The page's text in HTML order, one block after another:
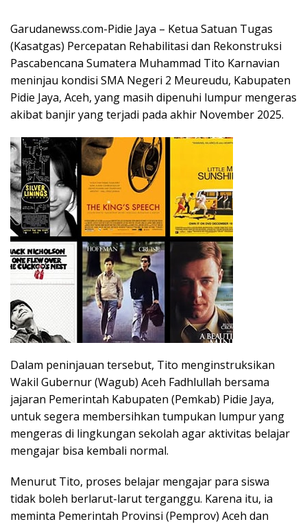
Garudanewss.com-Pidie Jaya – Ketua Satuan Tugas
(Kasatgas) Percepatan Rehabilitasi dan Rekonstruksi
Pascabencana Sumatera Muhammad Tito Karnavian
meninjau kondisi SMA Negeri 2 Meureudu, Kabupaten
Pidie Jaya, Aceh, yang masih dipenuhi lumpur mengeras
akibat banjir yang terjadi pada akhir November 2025.
Dalam peninjauan tersebut, Tito menginstruksikan
Wakil Gubernur (Wagub) Aceh Fadhlullah bersama
jajaran Pemerintah Kabupaten (Pemkab) Pidie Jaya,
untuk segera membersihkan tumpukan lumpur yang
mengeras di lingkungan sekolah agar aktivitas belajar
mengajar bisa kembali normal.
Menurut Tito, proses belajar mengajar para siswa
tidak boleh berlarut-larut terganggu. Karena itu, ia
meminta Pemerintah Provinsi (Pemprov) Aceh dan